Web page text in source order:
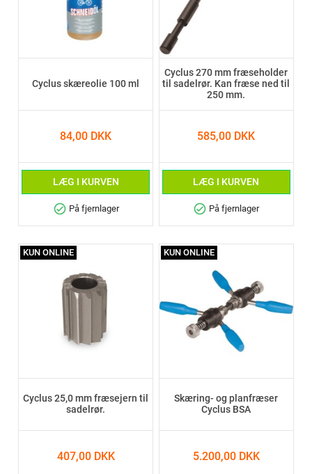
Cyclus skæreolie 100 ml
84,00 DKK
LÆG I KURVEN
check_circle På fjernlager
Cyclus 270 mm fræseholder
til sadelrør. Kan fræse ned til
250 mm.
585,00 DKK
LÆG I KURVEN
check_circle På fjernlager
Cyclus 25,0 mm fræsejern til
sadelrør.
407,00 DKK
KUN ONLINE
Skæring- og planfræser
Cyclus BSA
5.200,00 DKK
KUN ONLINE